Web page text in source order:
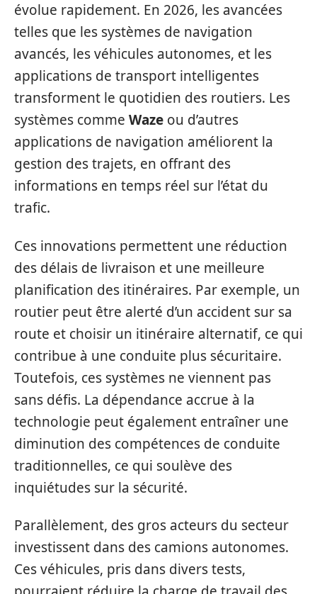
évolue rapidement. En 2026, les avancées
telles que les systèmes de navigation
avancés, les véhicules autonomes, et les
applications de transport intelligentes
transforment le quotidien des routiers. Les
systèmes comme Waze ou d’autres
applications de navigation améliorent la
gestion des trajets, en offrant des
informations en temps réel sur l’état du
trafic.
Ces innovations permettent une réduction
des délais de livraison et une meilleure
planification des itinéraires. Par exemple, un
routier peut être alerté d’un accident sur sa
route et choisir un itinéraire alternatif, ce qui
contribue à une conduite plus sécuritaire.
Toutefois, ces systèmes ne viennent pas
sans défis. La dépendance accrue à la
technologie peut également entraîner une
diminution des compétences de conduite
traditionnelles, ce qui soulève des
inquiétudes sur la sécurité.
Parallèlement, des gros acteurs du secteur
investissent dans des camions autonomes.
Ces véhicules, pris dans divers tests,